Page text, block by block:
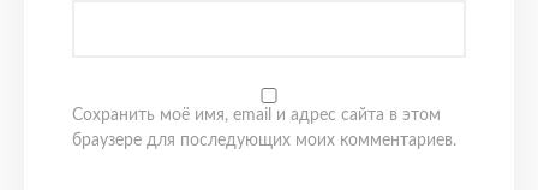
Сохранить моё имя, email и адрес сайта в этом
браузере для последующих моих комментариев.